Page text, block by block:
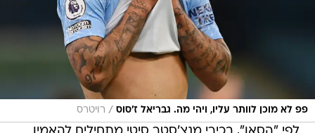
פפ לא מוכן לוותר עליו, ויהי מה. גבריאל ז'סוס / רויטרס